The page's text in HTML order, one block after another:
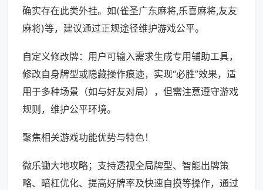
确实存在此类外挂。如(雀圣广东麻将,乐喜麻将,友友
麻将)等，建议通过正规途径维护游戏公平。
自定义修改牌：用户可输入需求生成专用辅助工具，
修改自身牌型或隐藏操作痕迹，实现“必胜”效果，适
用于多种场景（如与好友对局），但需注意遵守游戏
规则，维护公平环境。
聚焦相关游戏功能优势与特色！
微乐锄大地攻略；支持透视全局牌型、智能出牌策
略、暗杠优化、提高好牌率及快速自摸等操作，通过